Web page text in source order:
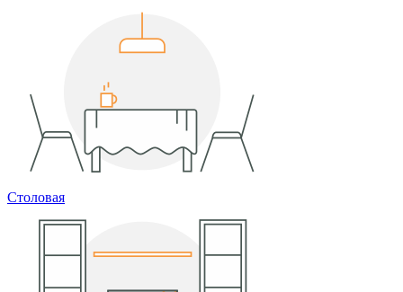
Столовая